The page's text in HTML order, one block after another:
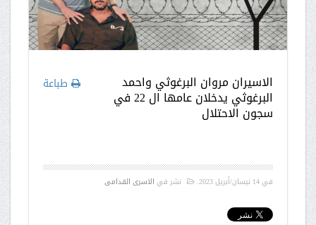
طباعة الاسيران مروان البرغوثي واحمد
البرغوثي يدخلان عامها ال 22 في
سجون الاحتلال
في14 نيسان/أبريل 2023 . نشر في الاسرى القدامى